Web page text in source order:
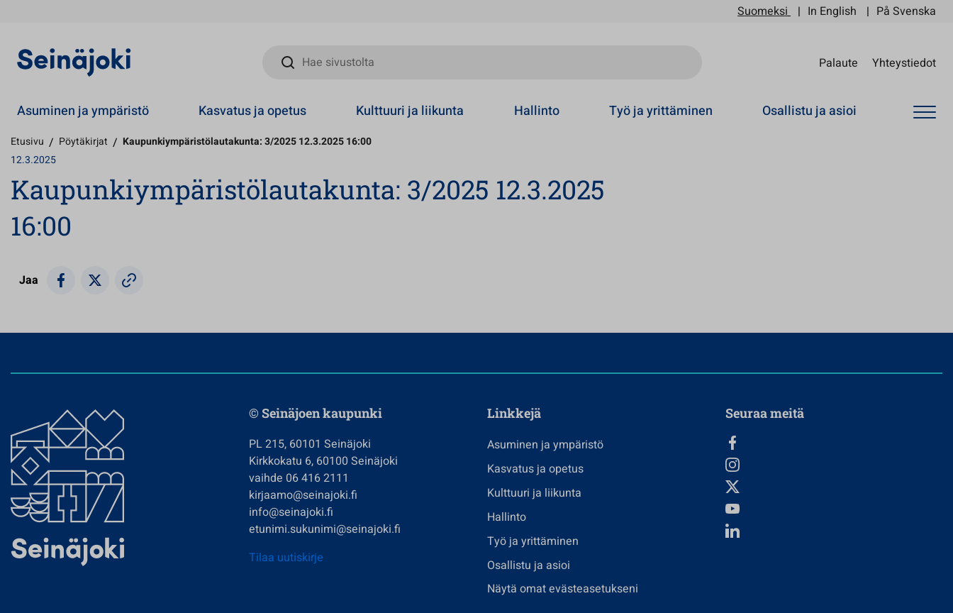
Suomeksi In English På Svenska
Hae sivustolta
Palaute Yhteystiedot
Asuminen ja ympäristö Kasvatus ja opetus Kulttuuri ja liikunta Hallinto Työ ja yrittäminen Osallistu ja asioi
Etusivu / Pöytäkirjat / Kaupunkiympäristölautakunta: 3/2025 12.3.2025 16:00
12.3.2025
Kaupunkiympäristölautakunta: 3/2025 12.3.2025
16:00
Jaa
© Seinäjoen kaupunki
PL 215, 60101 Seinäjoki
Kirkkokatu 6, 60100 Seinäjoki
vaihde 06 416 2111
kirjaamo@seinajoki.fi
info@seinajoki.fi
etunimi.sukunimi@seinajoki.fi
Tilaa uutiskirje
Linkkejä
Asuminen ja ympäristö
Kasvatus ja opetus
Kulttuuri ja liikunta
Hallinto
Työ ja yrittäminen
Osallistu ja asioi
Näytä omat evästeasetukseni
Seuraa meitä